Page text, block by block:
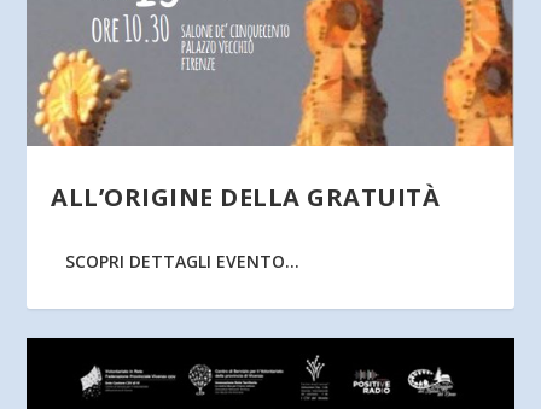
ALL’ORIGINE DELLA GRATUITÀ
SCOPRI DETTAGLI EVENTO...